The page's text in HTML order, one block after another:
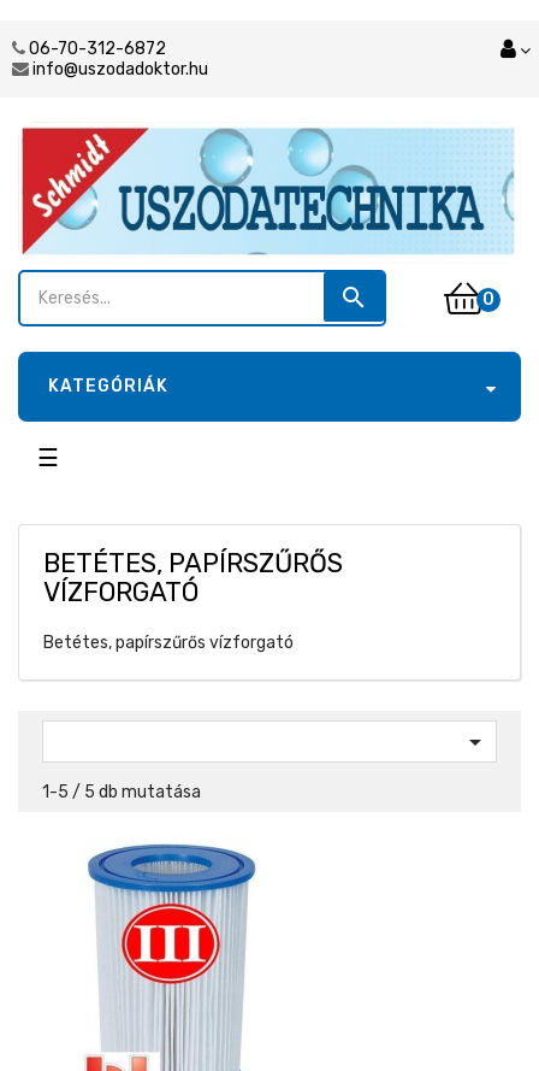
06-70-312-6872
info@uszodadoktor.hu
search 0
KATEGÓRIÁK
Toggle
☰
BETÉTES, PAPÍRSZŰRŐS
VÍZFORGATÓ
Betétes, papírszűrős vízforgató

1-5 / 5 db mutatása